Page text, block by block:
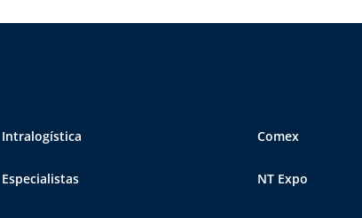
Intralogística Comex
Especialistas NT Expo